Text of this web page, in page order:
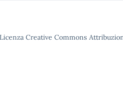
Creative Commons